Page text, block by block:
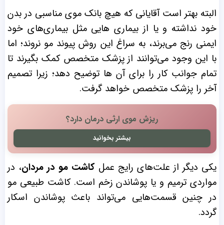
البته بهتر است آقایانی که هیچ بانک موی مناسبی در بدن
خود نداشته و یا از بیماری‌ هایی مثل بیماری‌‌های خود‌
ایمنی رنج می‌برند، به سراغ این روش پیوند مو نروند؛ اما
با این وجود می‌توانند از پزشک متخصص کمک بگیرند تا
تمام جوانب کار را برای آن ها توضیح دهد؛ زیرا تصمیم
آخر را پزشک متخصص خواهد گرفت.
ریزش موی ارثی درمان دارد؟
بیشتر بخوانید
یکی دیگر از علت‌‌های رایج عملکاشت مو در مردان، در
مواردی ترمیم و یا پوشاندن زخم است. کاشت طبیعی مو
در چنین قسمت‌هایی می‌تواند باعث پوشاندن اسکار
گردد.